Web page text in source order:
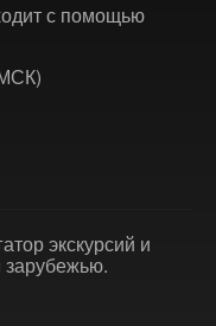
с помощью
экскурсий и
зарубежью.